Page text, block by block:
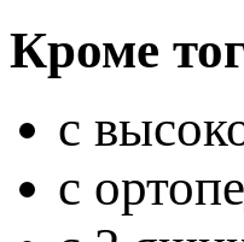
Кроме
с
с